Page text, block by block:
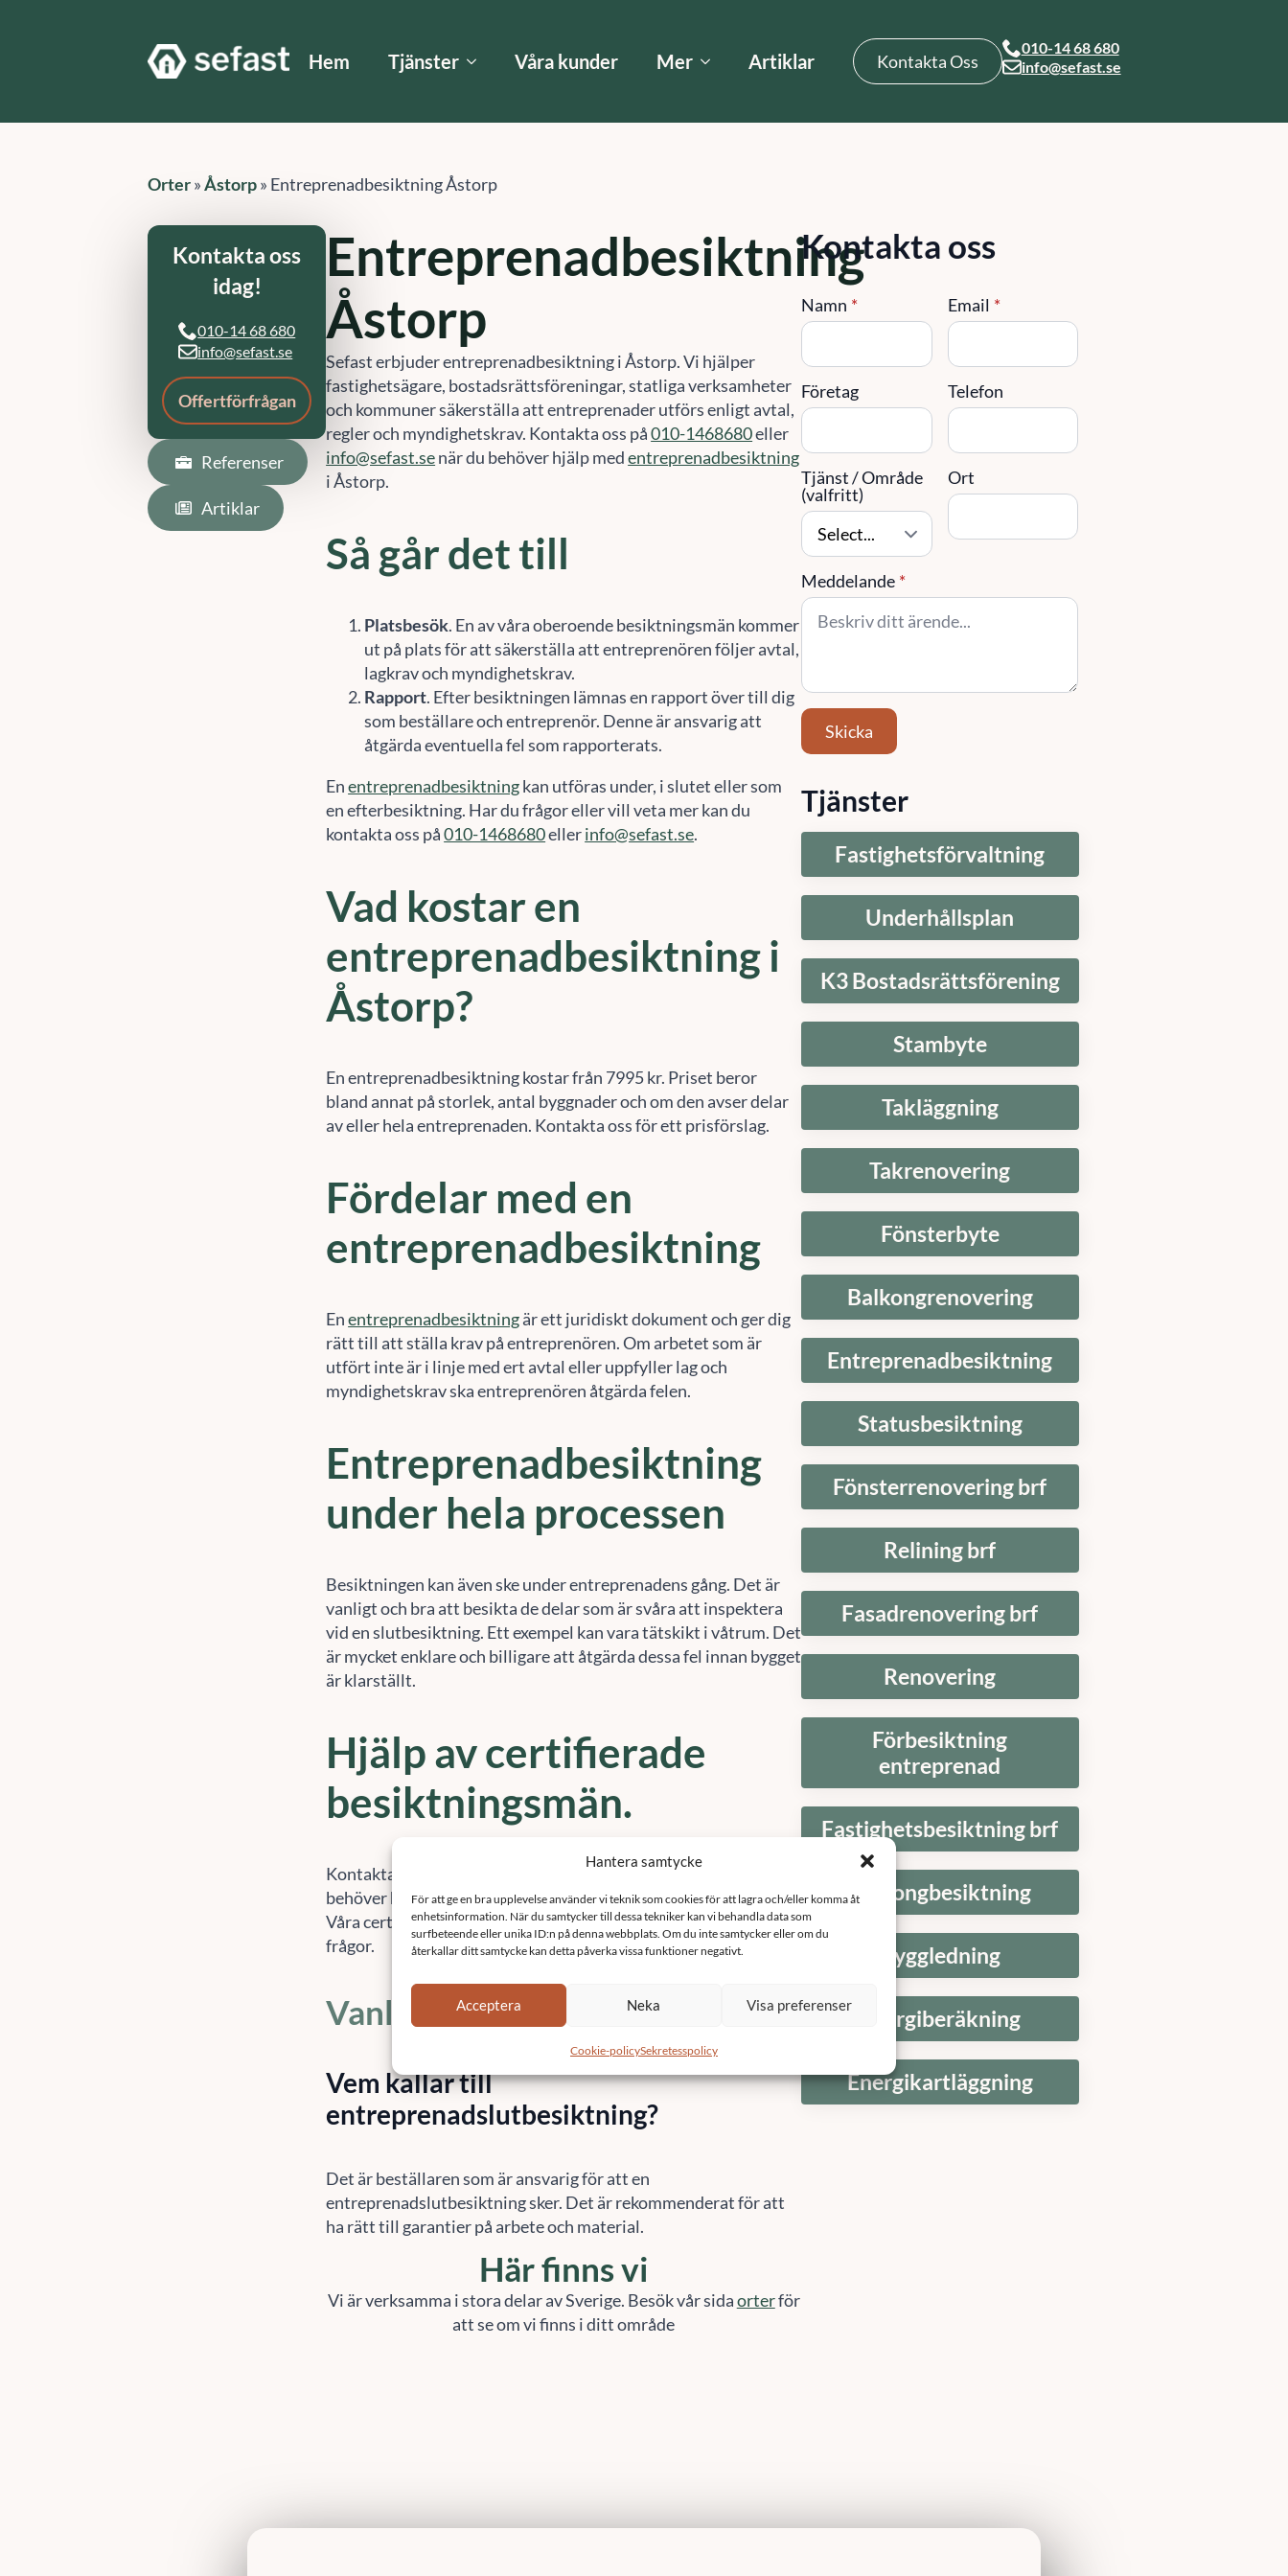
Hantera samtycke
För att ge en bra upplevelse använder vi teknik som cookies för att lagra och/eller komma åt
enhetsinformation. När du samtycker till dessa tekniker kan vi behandla data som
surfbeteende eller unika ID:n på denna webbplats. Om du inte samtycker eller om du
återkallar ditt samtycke kan detta påverka vissa funktioner negativt.
Acceptera Neka Visa preferenser
Cookie-policySekretesspolicy
Hem Tjänster Våra kunder Mer Artiklar Kontakta Oss
010-14 68 680
info@sefast.se
Orter»Åstorp» Entreprenadbesiktning Åstorp
Kontakta oss
idag!
010-14 68 680
info@sefast.se
Offertförfrågan
Referenser
Artiklar
Entreprenadbesiktning
Åstorp
Sefast erbjuder entreprenadbesiktning i Åstorp. Vi hjälper
fastighetsägare, bostadsrättsföreningar, statliga verksamheter
och kommuner säkerställa att entreprenader utförs enligt avtal,
regler och myndighetskrav. Kontakta oss på010-1468680eller
info@sefast.senär du behöver hjälp medentreprenadbesiktning
i Åstorp.
Så går det till
Platsbesök. En av våra oberoende besiktningsmän kommer
ut på plats för att säkerställa att entreprenören följer avtal,
lagkrav och myndighetskrav.
Rapport. Efter besiktningen lämnas en rapport över till dig
som beställare och entreprenör. Denne är ansvarig att
åtgärda eventuella fel som rapporterats.
Enentreprenadbesiktningkan utföras under, i slutet eller som
en efterbesiktning. Har du frågor eller vill veta mer kan du
kontakta oss på010-1468680ellerinfo@sefast.se.
Vad kostar en
entreprenadbesiktning i
Åstorp?
En entreprenadbesiktning kostar från 7995 kr. Priset beror
bland annat på storlek, antal byggnader och om den avser delar
av eller hela entreprenaden. Kontakta oss för ett prisförslag.
Fördelar med en
entreprenadbesiktning
Enentreprenadbesiktningär ett juridiskt dokument och ger dig
rätt till att ställa krav på entreprenören. Om arbetet som är
utfört inte är i linje med ert avtal eller uppfyller lag och
myndighetskrav ska entreprenören åtgärda felen.
Entreprenadbesiktning
under hela processen
Besiktningen kan även ske under entreprenadens gång. Det är
vanligt och bra att besikta de delar som är svåra att inspektera
vid en slutbesiktning. Ett exempel kan vara tätskikt i våtrum. Det
är mycket enklare och billigare att åtgärda dessa fel innan bygget
är klarställt.
Hjälp av certifierade
besiktningsmän.
Kontakta Sefast på ellerinfo@sefast.se
behöver hjälp eller rådgivning kring en entreprenadbesiktning.
Våra certifierade besiktningsmän hjälper till att svara på alla era
frågor.
Vanliga frågor?
Vem kallar till
entreprenadslutbesiktning?
Det är beställaren som är ansvarig för att en
entreprenadslutbesiktning sker. Det är rekommenderat för att
ha rätt till garantier på arbete och material.
Här finns vi
Vi är verksamma i stora delar av Sverige. Besök vår sidaorterför
att se om vi finns i ditt område
Kontakta oss
Namn * Email *
Företag Telefon
Tjänst / Område
(valfritt)
Ort
Meddelande *
Skicka
Tjänster
Fastighetsförvaltning
Underhållsplan
K3 Bostadsrättsförening
Stambyte
Takläggning
Takrenovering
Fönsterbyte
Balkongrenovering
Entreprenadbesiktning
Statusbesiktning
Fönsterrenovering brf
Relining brf
Fasadrenovering brf
Renovering
Förbesiktning
entreprenad
Fastighetsbesiktning brf
Balkongbesiktning
Byggledning
Energiberäkning
Energikartläggning